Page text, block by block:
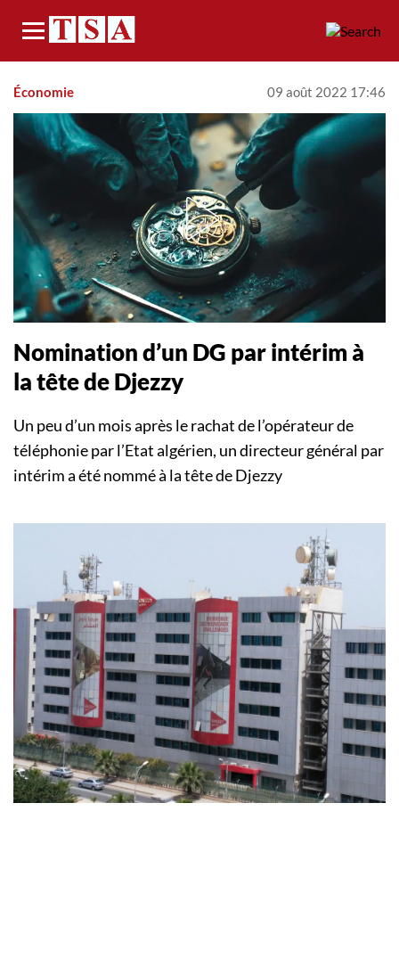
Menu
Économie 09 août 2022 17:46
Nomination d’un DG par intérim à
la tête de Djezzy
Un peu d’un mois après le rachat de l’opérateur de
téléphonie par l’Etat algérien, un directeur général par
intérim a été nommé à la tête de Djezzy